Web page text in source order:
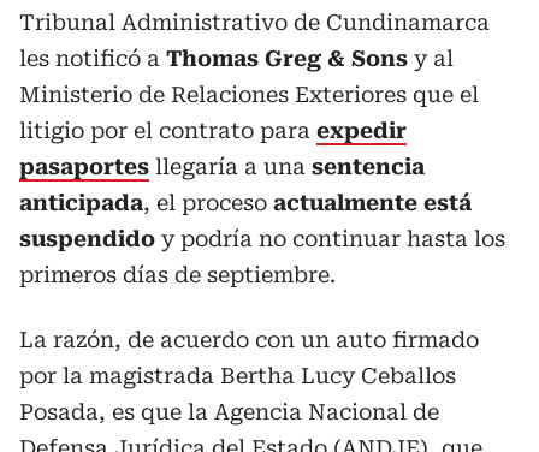
Tribunal Administrativo de Cundinamarca
les notificó a Thomas Greg & Sons y al
Ministerio de Relaciones Exteriores que el
litigio por el contrato para expedir
pasaportes llegaría a una sentencia
anticipada, el proceso actualmente está
suspendido y podría no continuar hasta los
primeros días de septiembre.
La razón, de acuerdo con un auto firmado
por la magistrada Bertha Lucy Ceballos
Posada, es que la Agencia Nacional de